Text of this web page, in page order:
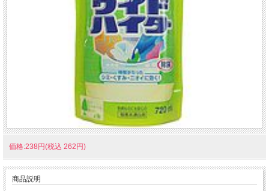
価格:238円(税込 262円)
商品説明